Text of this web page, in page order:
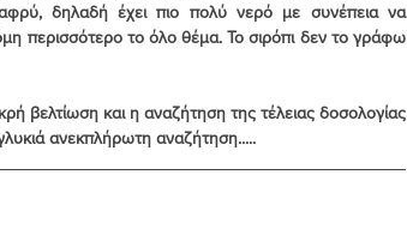
δηλαδή έχει πιο πολύ νερό με συνέπεια να
περισσότερο το όλο θέμα. Το σιρόπι δεν το γράφω
βελτίωση και η αναζήτηση της τέλειας δοσολογίας
ανεκπλήρωτη αναζήτηση.....